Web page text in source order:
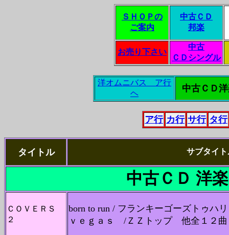
ＳＨＯＰの
ご案内
中古ＣＤ
邦楽
お売り下さい
中古
ＣＤシングル
洋オムニバス ア行
ヘ
中古ＣＤ
ア行 カ行 サ行 タ行
タイトル サブタイト
中古ＣＤ 洋
ＣＯＶＥＲＳ
２
born to run / フランキーゴーズトゥ
ｖｅｇａｓ /ＺＺトップ 他全１２曲